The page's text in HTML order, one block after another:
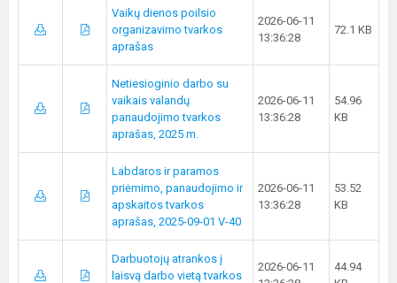
Vaikų dienos poilsio
organizavimo tvarkos
aprašas
2026-06-11
13:36:28
72.1 KB
Netiesioginio darbo su
vaikais valandų
panaudojimo tvarkos
aprašas, 2025 m.
2026-06-11
13:36:28
54.96
KB
Labdaros ir paramos
priėmimo, panaudojimo ir
apskaitos tvarkos
aprašas, 2025-09-01 V-40
2026-06-11
13:36:28
53.52
KB
Darbuotojų atrankos į
laisvą darbo vietą tvarkos
2026-06-11
44.94